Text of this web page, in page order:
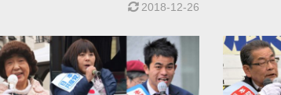
2018-12-26